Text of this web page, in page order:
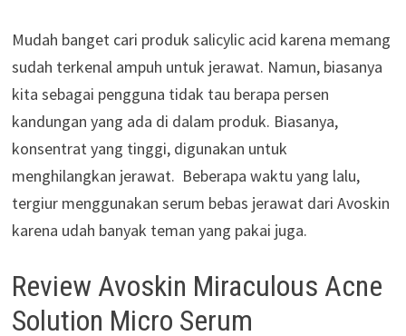
Mudah banget cari produk salicylic acid karena memang
sudah terkenal ampuh untuk jerawat. Namun, biasanya
kita sebagai pengguna tidak tau berapa persen
kandungan yang ada di dalam produk. Biasanya,
konsentrat yang tinggi, digunakan untuk
menghilangkan jerawat. Beberapa waktu yang lalu,
tergiur menggunakan serum bebas jerawat dari Avoskin
karena udah banyak teman yang pakai juga.
Review Avoskin Miraculous Acne
Solution Micro Serum